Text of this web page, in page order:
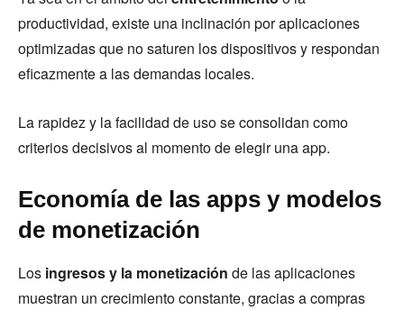
productividad, existe una inclinación por aplicaciones
optimizadas que no saturen los dispositivos y respondan
eficazmente a las demandas locales.
La rapidez y la facilidad de uso se consolidan como
criterios decisivos al momento de elegir una app.
Economía de las apps y modelos
de monetización
Los ingresos y la monetización de las aplicaciones
muestran un crecimiento constante, gracias a compras